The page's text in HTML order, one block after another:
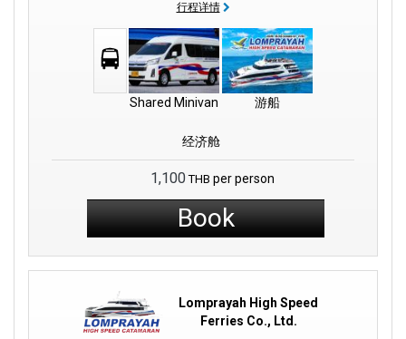
行程详情
Shared Minivan 游船
经济舱
1,100 THB per person
Book
Lomprayah High Speed
Ferries Co., Ltd.